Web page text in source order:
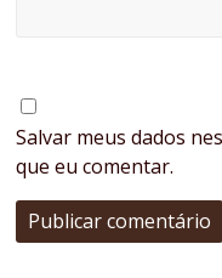
Salvar meus dados
que eu comentar.